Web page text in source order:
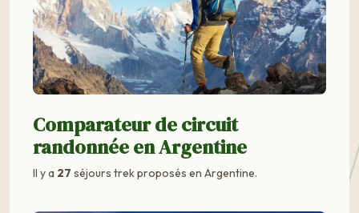
Comparateur de circuit
randonnée en Argentine
Il y a 27 séjours trek proposés en Argentine.